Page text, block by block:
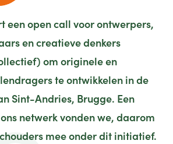
eenopen call voor ontwerpers,
en creatieve denkers
om originele en
te ontwikkelen in de
Sint-Andries, Brugge. Een
netwerk vonden we, daarom
mee onder dit initiatief.